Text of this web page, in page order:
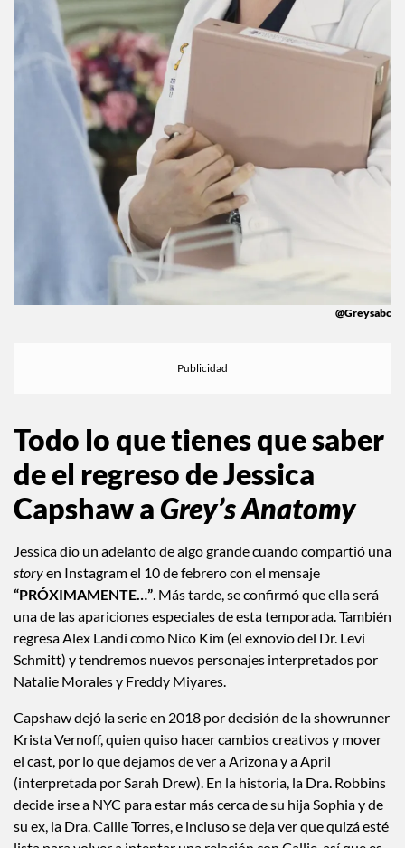
Todo lo que tienes que saber
de el regreso de Jessica
Capshaw a Grey’s Anatomy
Jessicadio un adelanto de algo grande cuando compartió una
storyen Instagram el 10 de febrero con el mensaje
“PRÓXIMAMENTE…”. Más tarde, se confirmó que ella será
una de las apariciones especiales de esta temporada. También
regresa Alex Landi como Nico Kim (el exnovio del Dr. Levi
Schmitt) y tendremos nuevos personajes interpretados por
Capshaw dejó la serie en 2018 por decisión de la showrunner
Krista Vernoff, quien quiso hacer cambios creativos y mover
el cast, por lo que dejamos de ver a Arizona y a April
(interpretada por Sarah Drew). En la historia, la Dra. Robbins
decide irse a NYC para estar más cerca de su hija Sophia y de